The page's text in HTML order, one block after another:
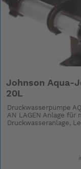
Johnson Aqua-
20L
Druckwasserpumpe
AN LAGEN Anlage für
Druckwasseranlage,